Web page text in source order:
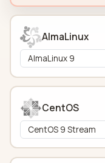
AlmaLinux
CentOS